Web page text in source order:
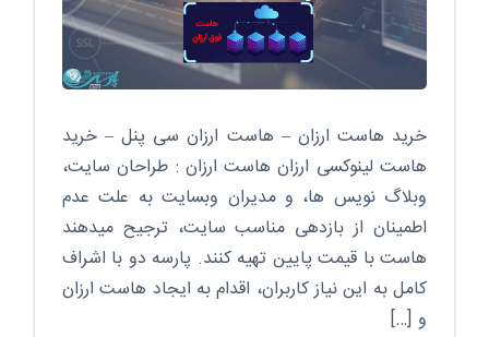
خرید هاست ارزان – هاست ارزان سی پنل – خرید
هاست لینوکسی ارزان هاست ارزان : طراحان سایت،
وبلاگ نویس ها، و مدیران وبسایت به علت عدم
اطمینان از بازدهی مناسب سایت، ترجیح میدهند
هاست با قیمت پایین تهیه کنند. پارسه دو با اشراف
کامل به این نیاز کاربران، اقدام به ایجاد هاست ارزان
و […]